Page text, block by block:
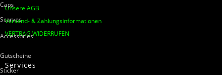
Caps
Scarves
Accessories
Gutscheine
Sticker
Unsere AGB
Versand- & Zahlungsinformationen
VERTRAG WIDERRUFEN
Services